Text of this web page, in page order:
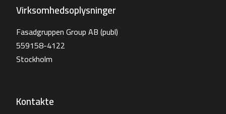
Virksomhedsoplysninger
Fasadgruppen Group AB (publ)
559158-4122
Stockholm
Kontakte